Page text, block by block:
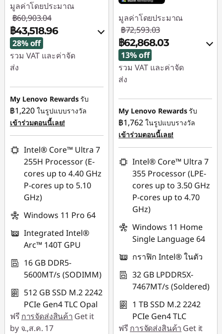
มูลค่าโดยประมาณ
฿60,903.04
฿43,518.96
28% off
รวม VAT และค่าจัด
ส่ง
ประหยัดทันที :-
฿16,496.00
การประหยัด eCoupon
:-฿888.08
ใช้ eCoupon :
88SALETH
My Lenovo Rewardsรับ
฿1,220 ในรูปแบบรางวัล
เข้าร่วมตอนนี้เลย!
Intel® Core™ Ultra 7
255H Processor (E-
cores up to 4.40 GHz
P-cores up to 5.10
GHz)
Windows 11 Pro 64
Integrated Intel®
Arc™ 140T GPU
16 GB DDR5-
5600MT/s (SODIMM)
512 GB SSD M.2 2242
PCIe Gen4 TLC Opal
ฟรี การจัดส่งสินค้า Get it
by จ.,ส.ค. 17
มูลค่าโดยประมาณ
฿72,593.03
฿62,868.03
13% off
รวม VAT และค่าจัด
ส่ง
ประหยัดทันที :-
฿9,725.00
ใช้ eCoupon :
88SALETH
My Lenovo Rewardsรับ
฿1,762 ในรูปแบบรางวัล
เข้าร่วมตอนนี้เลย!
Intel® Core™ Ultra 7
355 Processor (LPE-
cores up to 3.50 GHz
P-cores up to 4.70
GHz)
Windows 11 Home
Single Language 64
กราฟิก Intel® ในตัว
32 GB LPDDR5X-
7467MT/s (Soldered)
1 TB SSD M.2 2242
PCIe Gen4 TLC
ฟรี การจัดส่งสินค้า Get it